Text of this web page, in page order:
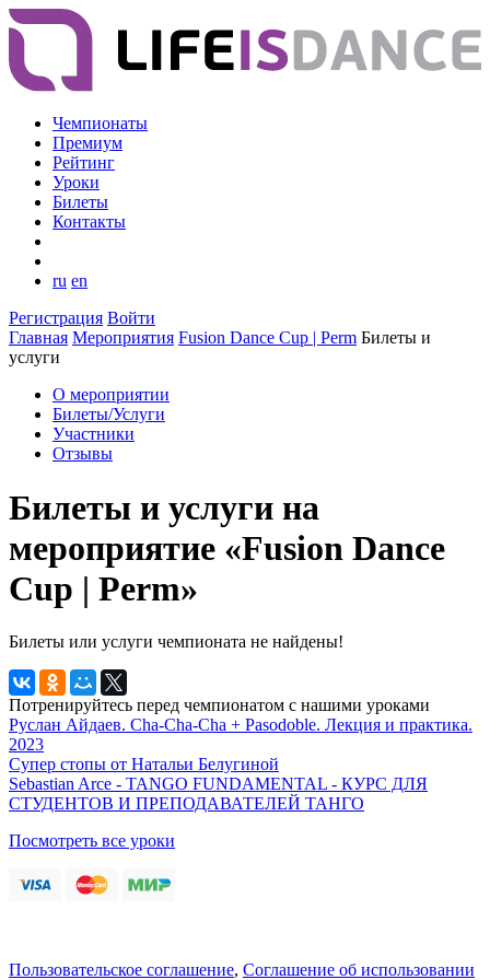
Чемпионаты
Премиум
Рейтинг
Уроки
Билеты
Контакты
ru en
Регистрация Войти
Главная Мероприятия Fusion Dance Cup | Perm Билеты и
услуги
О мероприятии
Билеты/Услуги
Участники
Отзывы
Билеты и услуги на
мероприятие «Fusion Dance
Cup | Perm»
Билеты или услуги чемпионата не найдены!
Потренируйтесь перед чемпионатом с нашими уроками
Руслан Айдаев. Cha-Cha-Cha + Pasodoble. Лекция и практика.
2023
Супер стопы от Натальи Белугиной
Sebastian Arce - TANGO FUNDAMENTAL - КУРС ДЛЯ
СТУДЕНТОВ И ПРЕПОДАВАТЕЛЕЙ ТАНГО
Посмотреть все уроки
Пользовательское соглашение, Соглашение об использовании